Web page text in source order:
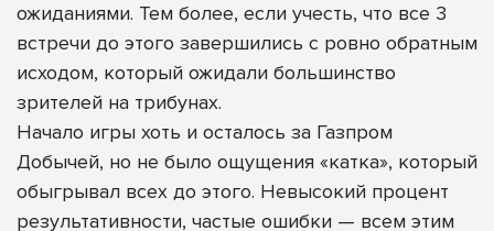
ожиданиями. Тем более, если учесть, что все 3
встречи до этого завершились с ровно обратным
исходом, который ожидали большинство
зрителей на трибунах.
Начало игры хоть и осталось за Газпром
Добычей, но не было ощущения «катка», который
обыгрывал всех до этого. Невысокий процент
результативности, частые ошибки — всем этим